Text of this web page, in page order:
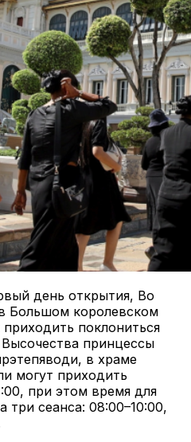
день открытия, Во
Большом королевском
поклониться
принцессы
в храме
могут приходить
при этом время для
три сеанса: 08:00–10:00,